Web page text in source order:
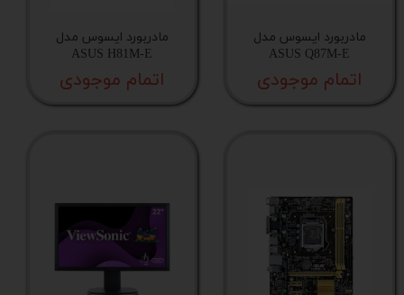
مادربورد ایسوس مدل
ASUS Q87M-E
اتمام موجودی
مادربورد ایسوس مدل
ASUS H81M-E
اتمام موجودی